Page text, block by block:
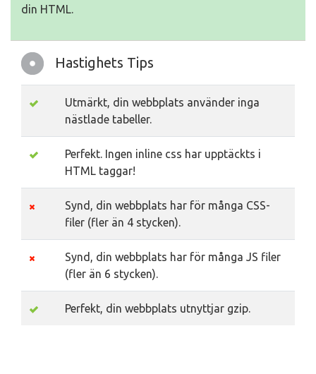
din HTML.
Hastighets Tips
Utmärkt, din webbplats använder inga
nästlade tabeller.
Perfekt. Ingen inline css har upptäckts i
HTML taggar!
Synd, din webbplats har för många CSS-
filer (fler än 4 stycken).
Synd, din webbplats har för många JS filer
(fler än 6 stycken).
Perfekt, din webbplats utnyttjar gzip.